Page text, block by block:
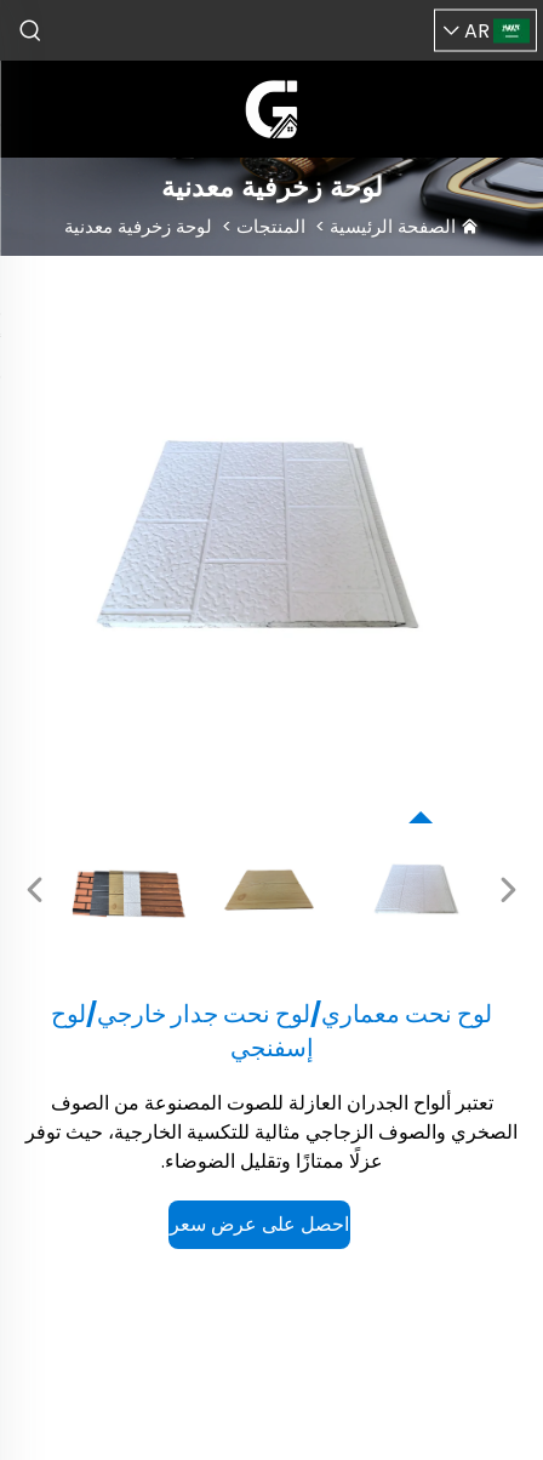
AR
لوحة زخرفية معدنية
الصفحة الرئيسية > المنتجات > لوحة زخرفية معدنية
لوح نحت معماري/لوح نحت جدار خارجي/لوح
إسفنجي
تعتبر ألواح الجدران العازلة للصوت المصنوعة من الصوف
الصخري والصوف الزجاجي مثالية للتكسية الخارجية، حيث توفر
عزلًا ممتازًا وتقليل الضوضاء.
احصل على عرض سعر